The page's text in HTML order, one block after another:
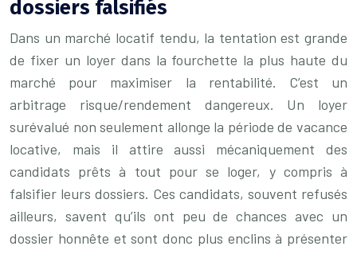
dossiers falsifiés
Dans un marché locatif tendu, la tentation est grande
de fixer un loyer dans la fourchette la plus haute du
marché pour maximiser la rentabilité. C’est un
arbitrage risque/rendement dangereux. Un loyer
surévalué non seulement allonge la période de vacance
locative, mais il attire aussi mécaniquement des
candidats prêts à tout pour se loger, y compris à
falsifier leurs dossiers. Ces candidats, souvent refusés
ailleurs, savent qu’ils ont peu de chances avec un
dossier honnête et sont donc plus enclins à présenter